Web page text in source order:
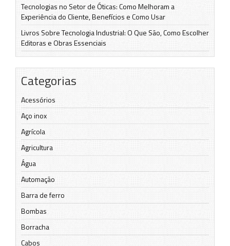
Tecnologias no Setor de Óticas: Como Melhoram a
Experiência do Cliente, Benefícios e Como Usar
Livros Sobre Tecnologia Industrial: O Que São, Como Escolher
Editoras e Obras Essenciais
Categorias
Acessórios
Aço inox
Agrícola
Agricultura
Água
Automação
Barra de ferro
Bombas
Borracha
Cabos